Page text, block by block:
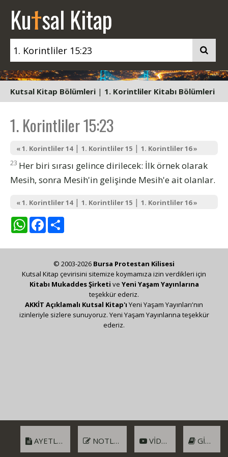
Kutsal Kitap
Kutsal Kitap Bölümleri | 1. Korintliler Kitabı Bölümleri
1. Korintliler 15:23
« 1. Korintliler 14| 1. Korintliler 15 | 1. Korintliler 16 »
23 Her biri sırası gelince dirilecek: İlk örnek olarak
Mesih, sonra Mesih'in gelişinde Mesih'e ait olanlar.
« 1. Korintliler 14| 1. Korintliler 15 | 1. Korintliler 16 »
WhatsAppFacebook
AYETLER NOTLAR VIDEO GIRIŞ
© 2003-2026 Bursa Protestan Kilisesi
Kutsal Kitap çevirisini sitemize koymamıza izin verdikleri için
Kitabı Mukaddes Şirketi ve Yeni Yaşam Yayınlarına
teşekkür ederiz.
AKKİT Açıklamalı Kutsal Kitap'ı Yeni Yaşam Yayınları'nın
izinleriyle sizlere sunuyoruz. Yeni Yaşam Yayınlarına teşekkür
ederiz.